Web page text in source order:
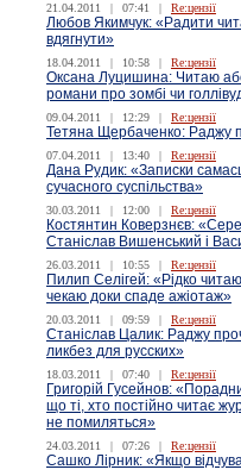
21.04.2011 | 07:41 | Re:цензії
Любов Якимчук: «Радити
вдягнути»
18.04.2011 | 10:58 | Re:цензії
Оксана Луцишина: Читаю
романи про зомбі чи
09.04.2011 | 12:29 | Re:цензії
Тетяна Щербаченко: Раджу
07.04.2011 | 13:40 | Re:цензії
Дана Рудик: «Записки
сучасного суспільства»
30.03.2011 | 12:00 | Re:цензії
Костянтин Коверзнєв:
Станіслав Вишенський і
26.03.2011 | 10:55 | Re:цензії
Пилип Селігей: «Рідко
чекаю доки спаде ажіотаж»
20.03.2011 | 09:59 | Re:цензії
Станіслав Цалик: Раджу
ликбез для русских»
18.03.2011 | 07:40 | Re:цензії
Григорій Гусейнов:
що ті, хто постійно читає
не помиляться»
24.03.2011 | 07:26 | Re:цензії
Сашко Лірник: «Якщо